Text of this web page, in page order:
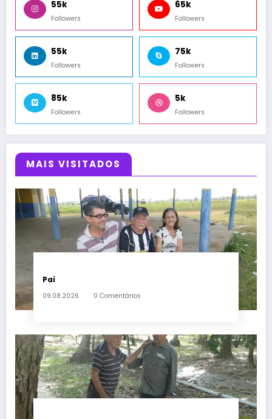
55k
Followers
65k
Followers
55k
Followers
75k
Followers
85k
Followers
5k
Followers
MAIS VISITADOS
Pai
09.08.2026 0 Comentários